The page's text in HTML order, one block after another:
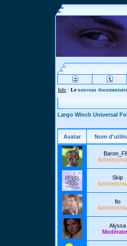
Info : Lenouveau documentaire
Largo Winch Universal
Avatar Nom
Skip
fio
Alyssa